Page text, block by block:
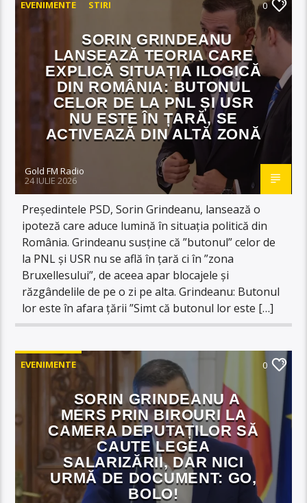
EVENIMENTE STIRI 0
SORIN GRINDEANU
LANSEAZĂ TEORIA CARE
EXPLICĂ SITUAȚIA ILOGICĂ
DIN ROMÂNIA: BUTONUL
CELOR DE LA PNL ȘI USR
NU ESTE ÎN ȚARĂ, SE
ACTIVEAZĂ DIN ALTĂ ZONĂ
Gold FM Radio
24 IULIE 2026
Președintele PSD, Sorin Grindeanu, lansează o
ipoteză care aduce lumină în situația politică din
România. Grindeanu susține că ”butonul” celor de
la PNL și USR nu se află în țară ci în ”zona
Bruxellesului”, de aceea apar blocajele și
răzgândelile de pe o zi pe alta. Grindeanu: Butonul
lor este în afara țării ”Simt că butonul lor este […]
EVENIMENTE 0
SORIN GRINDEANU A
MERS PRIN BIROURI LA
CAMERA DEPUTAȚILOR SĂ
CAUTE LEGEA
SALARIZĂRII, DAR NICI
URMĂ DE DOCUMENT: GO,
BOLO!